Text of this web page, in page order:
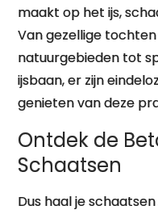
maakt op het ijs,
Van gezellige
natuurgebieden tot
ijsbaan, er zijn
genieten van deze
Ontdek de
Schaatsen
Dus haal je